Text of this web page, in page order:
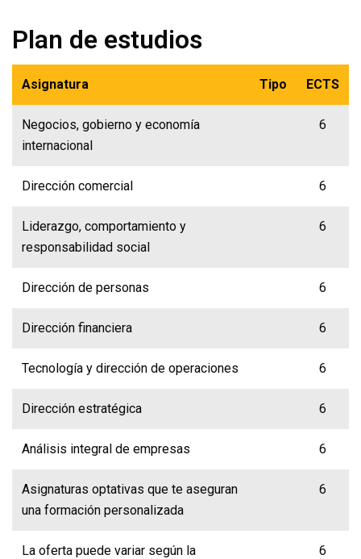
Plan de estudios
Asignatura Tipo ECTS
Negocios, gobierno y economía
internacional
6
Dirección comercial 6
Liderazgo, comportamiento y
responsabilidad social
6
Dirección de personas 6
Dirección financiera 6
Tecnología y dirección de operaciones 6
Dirección estratégica 6
Análisis integral de empresas 6
Asignaturas optativas que te aseguran
una formación personalizada
6
La oferta puede variar según la
6